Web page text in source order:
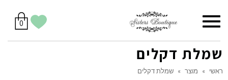
יש
לך
0מוצרים
בסל
הווישליסט
תפריט
שמלת דקלים
ראשי » מוצר » שמלת דקלים